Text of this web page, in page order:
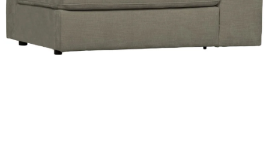
Vizsgálati